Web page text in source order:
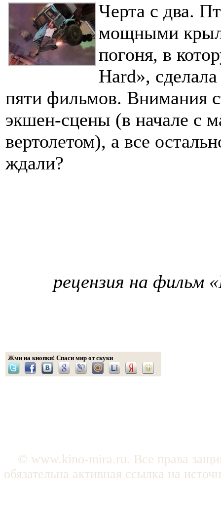
Черта с два.
мощными
погоня, в
Hard»,
пяти фильмов. Внимания
экшен-сцены (в начале с
вертолетом), а все
ждали?
рецензия на фильм
Жми на кнопки! Спаси мир от скуки
© www.kino-mira.ru. Все права
обязательна активная ссылка на